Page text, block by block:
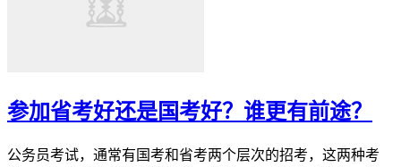
参加省考好还是国考好？谁更有前途？
公务员考试，通常有国考和省考两个层次的招考，这两种考